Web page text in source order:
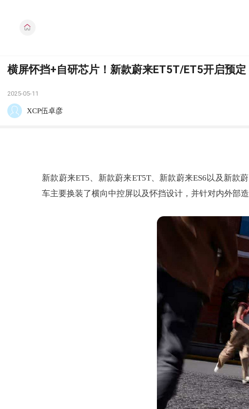
横屏怀挡+自研芯片！新款蔚来ET5T/ET5开启预定
2025-05-11
XCP伍卓彦
新款蔚来ET5、新款蔚来ET5T、新款蔚来ES6以及新
车主要换装了横向中控屏以及怀挡设计，并针对内外部